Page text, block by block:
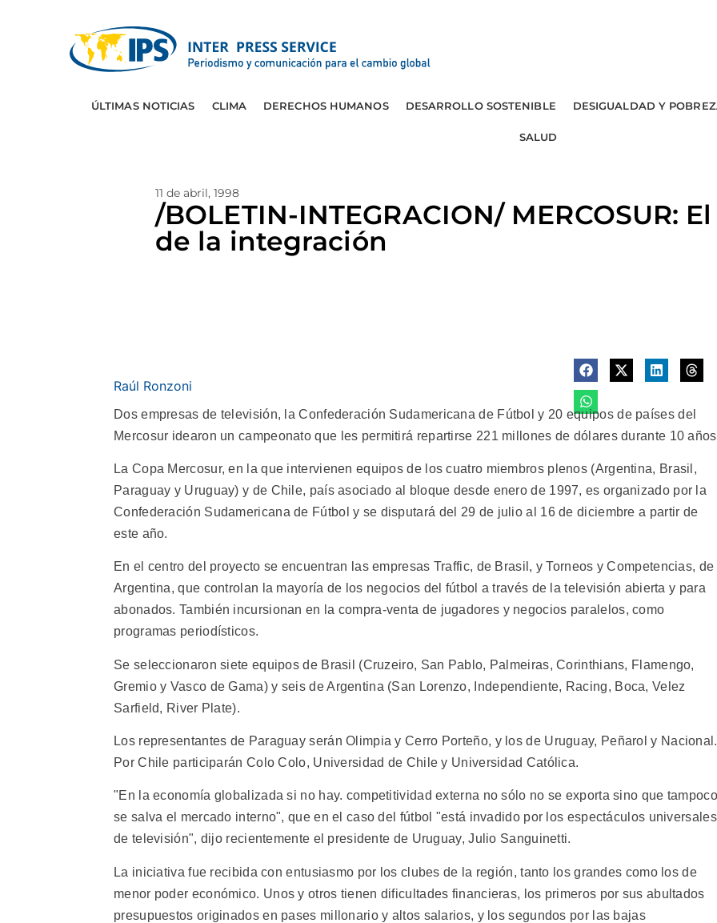
ÚLTIMAS NOTICIAS CLIMA DERECHOS HUMANOS DESARROLLO SOSTENIBLE DESIGUALDAD Y
SALUD
11 de abril, 1998
/BOLETIN-INTEGRACION/ MERCOSUR:
de la integración
Raúl Ronzoni
Dos empresas de televisión, la Confederación Sudamericana de Fútbol y 20 equipos de países del
Mercosur idearon un campeonato que les permitirá repartirse 221 millones de dólares durante 10
La Copa Mercosur, en la que intervienen equipos de los cuatro miembros plenos (Argentina, Brasil,
Paraguay y Uruguay) y de Chile, país asociado al bloque desde enero de 1997, es organizado por la
Confederación Sudamericana de Fútbol y se disputará del 29 de julio al 16 de diciembre a partir de
este año.
En el centro del proyecto se encuentran las empresas Traffic, de Brasil, y Torneos y Competencias, de
Argentina, que controlan la mayoría de los negocios del fútbol a través de la televisión abierta y para
abonados. También incursionan en la compra-venta de jugadores y negocios paralelos, como
programas periodísticos.
Se seleccionaron siete equipos de Brasil (Cruzeiro, San Pablo, Palmeiras, Corinthians, Flamengo,
Gremio y Vasco de Gama) y seis de Argentina (San Lorenzo, Independiente, Racing, Boca, Velez
Sarfield, River Plate).
Los representantes de Paraguay serán Olimpia y Cerro Porteño, y los de Uruguay, Peñarol y Nacional.
Por Chile participarán Colo Colo, Universidad de Chile y Universidad Católica.
"En la economía globalizada si no hay. competitividad externa no sólo no se exporta sino que tampoco
se salva el mercado interno", que en el caso del fútbol "está invadido por los espectáculos universales
de televisión", dijo recientemente el presidente de Uruguay, Julio Sanguinetti.
La iniciativa fue recibida con entusiasmo por los clubes de la región, tanto los grandes como los de
menor poder económico. Unos y otros tienen dificultades financieras, los primeros por sus abultados
presupuestos originados en pases millonario y altos salarios, y los segundos por las bajas